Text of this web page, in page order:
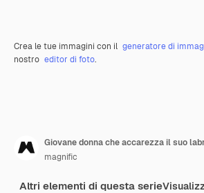
Crea le tue immagini con il generatore di
nostro editor di foto.
magnific
Altri elementi di questa serie